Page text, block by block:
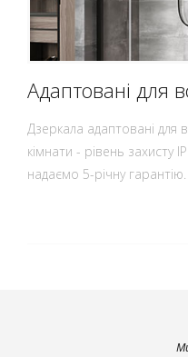
Адаптовані для
Дзеркала адаптовані
кімнати - рівень захисту
надаємо 5-річну гарантію.